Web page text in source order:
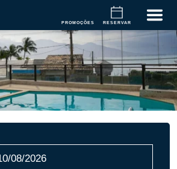
RESERVAR
PROMOÇÕES